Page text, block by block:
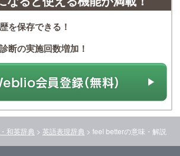
を保存できる！
断の実施回数増加！
和英辞典 > 英語表現辞典 > feel betterの意味・解説